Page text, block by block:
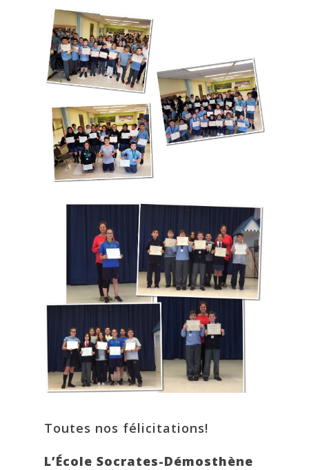
Toutes nos félicitations!
L’École Socrates-Démosthène